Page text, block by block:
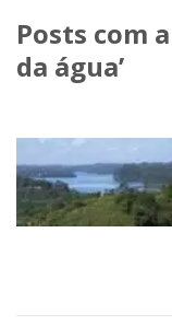
Posts com
da água’